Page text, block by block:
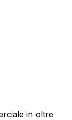
in oltre